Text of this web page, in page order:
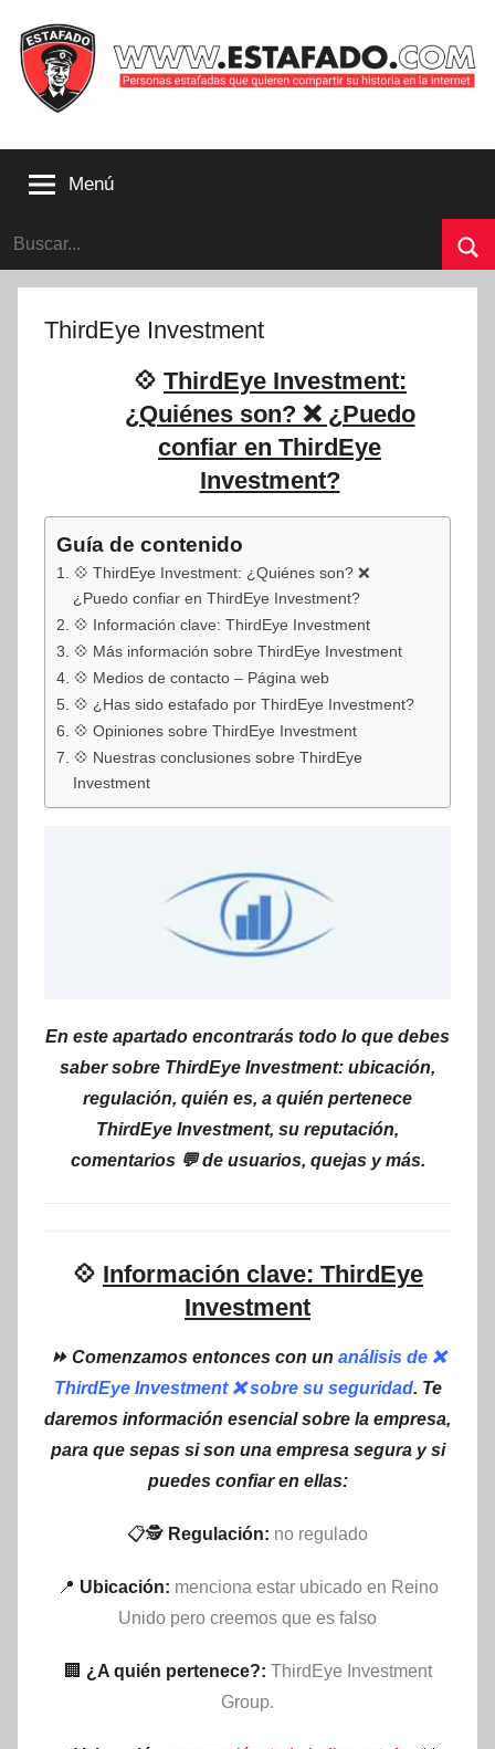
contenido
que
compartir
su
Menú
Buscar:
ThirdEye Investment
💠 ThirdEye Investment:
¿Quiénes son? ❌ ¿Puedo
confiar en ThirdEye
Investment?
Guía de contenido
💠 ThirdEye Investment: ¿Quiénes son? ❌
¿Puedo confiar en ThirdEye Investment?
💠 Información clave: ThirdEye Investment
💠 Más información sobre ThirdEye Investment
💠 Medios de contacto – Página web
💠 ¿Has sido estafado por ThirdEye Investment?
💠 Opiniones sobre ThirdEye Investment
💠 Nuestras conclusiones sobre ThirdEye
Investment
En este apartado encontrarás todo lo que debes
saber sobre ThirdEye Investment: ubicación,
regulación, quién es, a quién pertenece
ThirdEye Investment, su reputación,
comentarios 💬 de usuarios, quejas y más.
💠 Información clave: ThirdEye
Investment
⏩ Comenzamos entonces con un análisis de ❌
ThirdEye Investment ❌ sobre su seguridad. Te
daremos información esencial sobre la empresa,
para que sepas si son una empresa segura y si
puedes confiar en ellas:
📋🕵 Regulación: no regulado
📍 Ubicación: menciona estar ubicado en Reino
Unido pero creemos que es falso
🏢 ¿A quién pertenece?: ThirdEye Investment
Group.